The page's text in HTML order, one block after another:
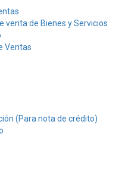
venta de Bienes y Servicios
Ventas
(Para nota de crédito)